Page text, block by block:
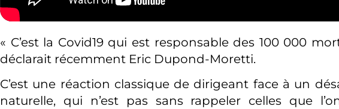
« C’est la Covid19 qui est responsable des 100 000
déclarait récemment Eric Dupond-Moretti.
C’est une réaction classique de dirigeant face à un
naturelle, qui n’est pas sans rappeler celles que